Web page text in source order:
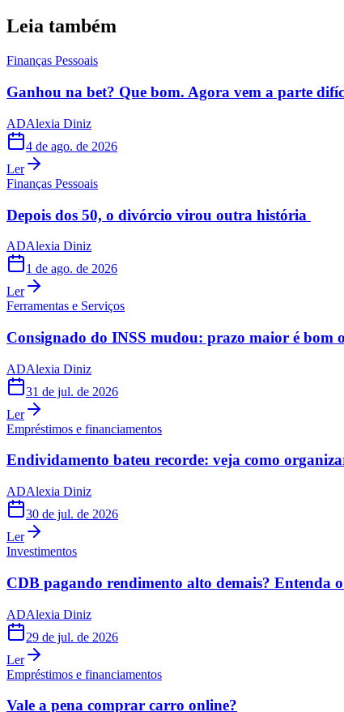
Leia também
Finanças Pessoais
Ganhou na bet? Que bom. Agora vem a parte
ADAlexia Diniz
4 de ago. de 2026
Ler
Finanças Pessoais
Depois dos 50, o divórcio virou outra história
ADAlexia Diniz
1 de ago. de 2026
Ler
Ferramentas e Serviços
Consignado do INSS mudou: prazo maior é bom
ADAlexia Diniz
31 de jul. de 2026
Ler
Empréstimos e financiamentos
Endividamento bateu recorde: veja como
ADAlexia Diniz
30 de jul. de 2026
Ler
Investimentos
CDB pagando rendimento alto demais? Entenda
ADAlexia Diniz
29 de jul. de 2026
Ler
Empréstimos e financiamentos
Vale a pena comprar carro online?